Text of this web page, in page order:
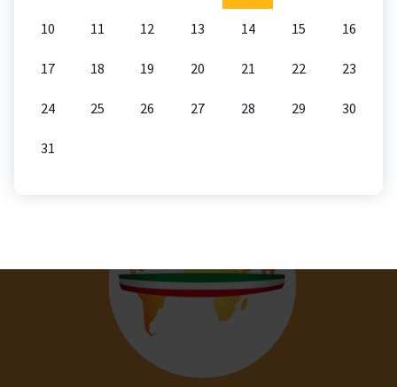
10 11 12 13 14 15 16
17 18 19 20 21 22 23
24 25 26 27 28 29 30
31